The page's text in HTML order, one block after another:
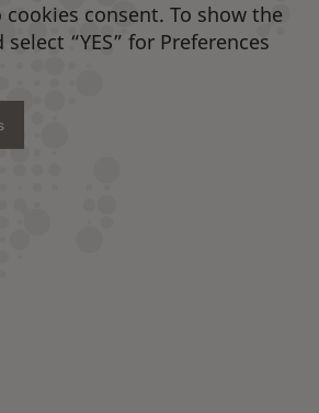
consent. To show the
“YES” for Preferences